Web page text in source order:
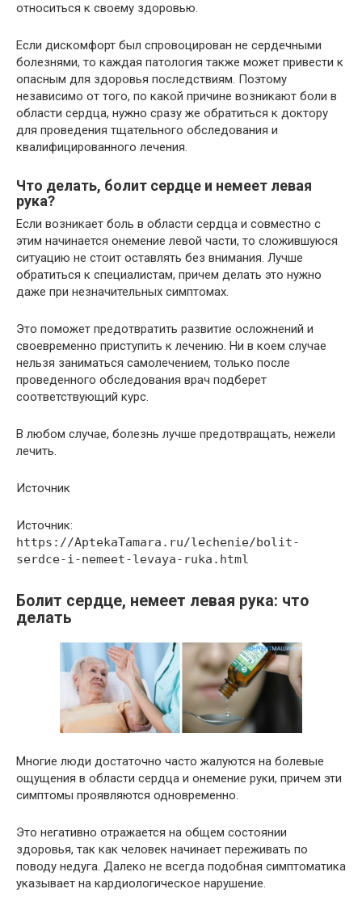
относиться к своему здоровью.
Если дискомфорт был спровоцирован не сердечными
болезнями, то каждая патология также может привести к
опасным для здоровья последствиям. Поэтому
независимо от того, по какой причине возникают боли в
области сердца, нужно сразу же обратиться к доктору
для проведения тщательного обследования и
квалифицированного лечения.
Что делать, болит сердце и немеет левая
рука?
Если возникает боль в области сердца и совместно с
этим начинается онемение левой части, то сложившуюся
ситуацию не стоит оставлять без внимания. Лучше
обратиться к специалистам, причем делать это нужно
даже при незначительных симптомах.
Это поможет предотвратить развитие осложнений и
своевременно приступить к лечению. Ни в коем случае
нельзя заниматься самолечением, только после
проведенного обследования врач подберет
соответствующий курс.
В любом случае, болезнь лучше предотвращать, нежели
лечить.
Источник
Источник:
https://AptekaTamara.ru/lechenie/bolit-
serdce-i-nemeet-levaya-ruka.html
Болит сердце, немеет левая рука: что
делать
Многие люди достаточно часто жалуются на болевые
ощущения в области сердца и онемение руки, причем эти
симптомы проявляются одновременно.
Это негативно отражается на общем состоянии
здоровья, так как человек начинает переживать по
поводу недуга. Далеко не всегда подобная симптоматика
указывает на кардиологическое нарушение.